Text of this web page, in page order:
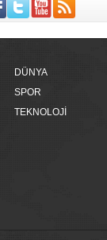
DÜNYA
SPOR
TEKNOLOJİ